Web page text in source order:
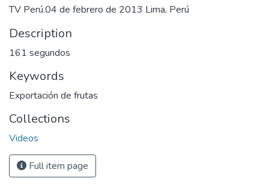
TV Perú.04 de febrero de 2013 Lima, Perú
Description
161 segundos
Keywords
Exportación de frutas
Collections
Videos
Full item page